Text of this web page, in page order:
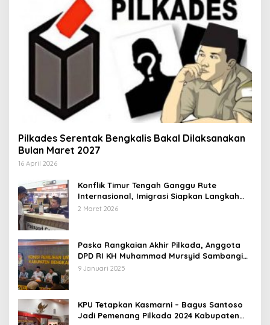
Pilkades Serentak Bengkalis Bakal Dilaksanakan
Bulan Maret 2027
16 April 2026
Konflik Timur Tengah Ganggu Rute
Internasional, Imigrasi Siapkan Langkah
Antisipatif
2 Maret 2026
Paska Rangkaian Akhir Pilkada, Anggota
DPD RI KH Muhammad Mursyid Sambangi
KPU Bengkalis
9 Januari 2025
KPU Tetapkan Kasmarni – Bagus Santoso
Jadi Pemenang Pilkada 2024 Kabupaten